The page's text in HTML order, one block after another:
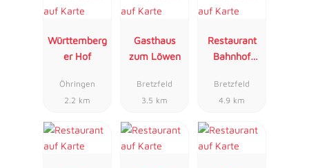
Württemberg
er Hof
Öhringen
2.2 km
Gasthaus
zum Löwen
Bretzfeld
3.5 km
Restaurant
Bahnhof
Bretzfeld
4.9 km